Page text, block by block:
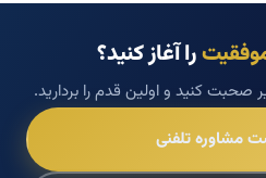
را آغاز کنید؟
صحبت کنید و اولین قدم را بردارید.
مشاوره تلفنی